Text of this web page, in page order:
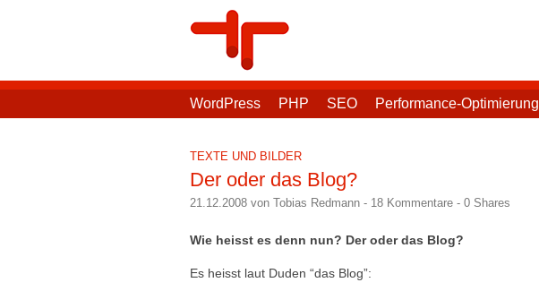
WordPress PHP SEO Performance-Optimierung
TEXTE UND BILDER
Der oder das Blog?
21.12.2008 von Tobias Redmann - 18 Kommentare - 0 Shares
Wie heisst es denn nun? Der oder das Blog?
Es heisst laut Duden “das Blog”: